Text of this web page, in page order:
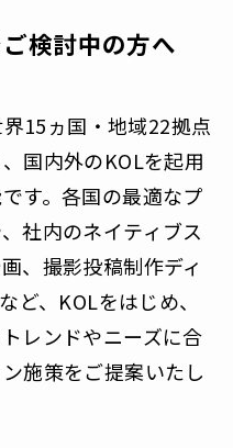
検討中の方へ
15ヵ国・地域22拠点
国内外のKOLを起用
す。各国の最適なプ
社内のネイティブス
、撮影投稿制作ディ
ど、KOLをはじめ、
レンドやニーズに合
施策をご提案いたし